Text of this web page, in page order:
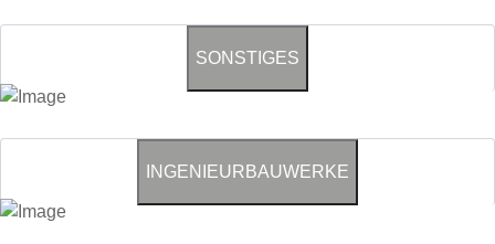
SONSTIGES
INGENIEURBAUWERKE